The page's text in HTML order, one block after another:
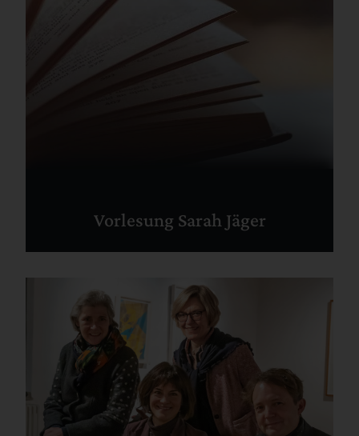
Vorlesung Sarah Jäger